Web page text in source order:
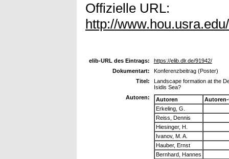
Offizielle URL:
http://
elib-URL des Eintrags:
https://elib.dlr.de/91942/
Dokumentart:
Konferenzbeitrag (Poster)
Titel:
Landscape formation at the
Isidis Sea?
Autoren:
Autoren
Autoren-
Erkeling, G.
Reiss, Dennis
Hiesinger, H.
Ivanov, M. A.
Hauber, Ernst
Bernhard, Hannes